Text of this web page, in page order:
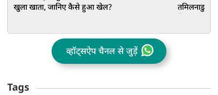
खुला खाता, जानिए कैसे हुआ खेल?
तमिलनाडु में
व्हॉट्सऐप चैनल से जुड़ें
Tags